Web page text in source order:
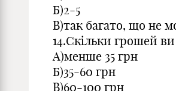
Б)2-5
В)так багато, що не
14.Скільки грошей
А)менше 35 грн
Б)35-60 грн
В)60-100 грн